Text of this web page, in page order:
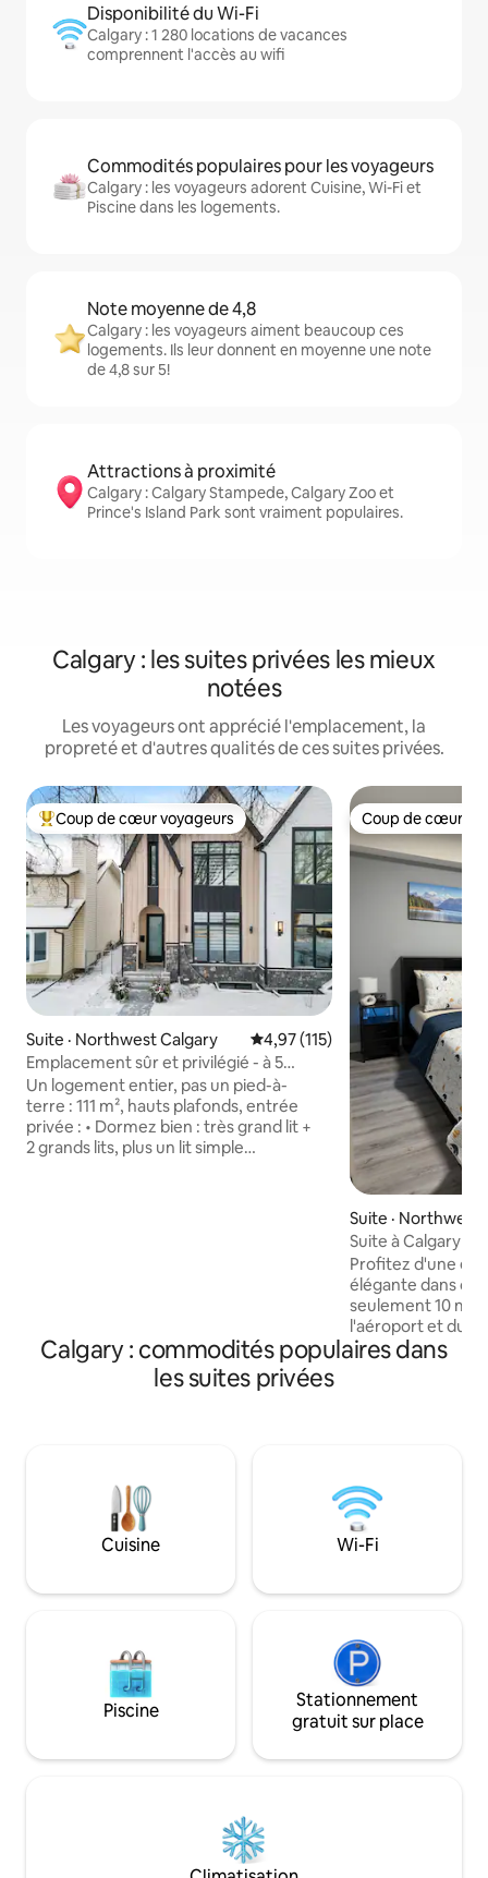
Disponibilité du Wi-Fi
Calgary : 1 280 locations de vacances
comprennent l'accès au wifi
Commodités populaires pour les voyageurs
Calgary : les voyageurs adorent Cuisine, Wi-Fi et
Piscine dans les logements.
Note moyenne de 4,8
Calgary : les voyageurs aiment beaucoup ces
logements. Ils leur donnent en moyenne une note
de 4,8 sur 5!
Attractions à proximité
Calgary : Calgary Stampede, Calgary Zoo et
Prince's Island Park sont vraiment populaires.
Calgary : les suites privées les mieux
notées
Les voyageurs ont apprécié l'emplacement, la
propreté et d'autres qualités de ces suites privées.
Coup de cœur voyageurs parmi les plus aimés
Coup de cœur voyageurs
Suite · Northwest Calgary Note moyenne de 4,97 sur 5,
4,97 (115)
Emplacement sûr et privilégié - à 5
minutes du centre-ville
Un logement entier, pas un pied-à-
terre : 111 m², hauts plafonds, entrée
privée : • Dormez bien : très grand lit +
2 grands lits, plus un lit simple
cafés, jeux • Deux stations de train léger
sur rail assez proches pour que vous
n'ayez pas à y penser • Zone calme et
Coup de cœur
Coup de cœur
Suite · Northwest
Suite à Calgary
Profitez d'une
élégante dans ce
seulement 10
l'aéroport et du
entièrement
sont à 2 minutes.
l'arrière offre une
l'aéroport. Cette
entrée privée,
stationnement
Calgary : commodités populaires dans
les suites privées
Cuisine Wi-Fi
Piscine
Stationnement
gratuit sur place